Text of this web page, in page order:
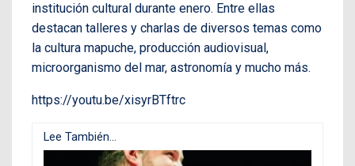
institución cultural durante enero. Entre ellas
destacan talleres y charlas de diversos temas como
la cultura mapuche, producción audiovisual,
microorganismo del mar, astronomía y mucho más.
https://youtu.be/xisyrBTftrc
Lee También...